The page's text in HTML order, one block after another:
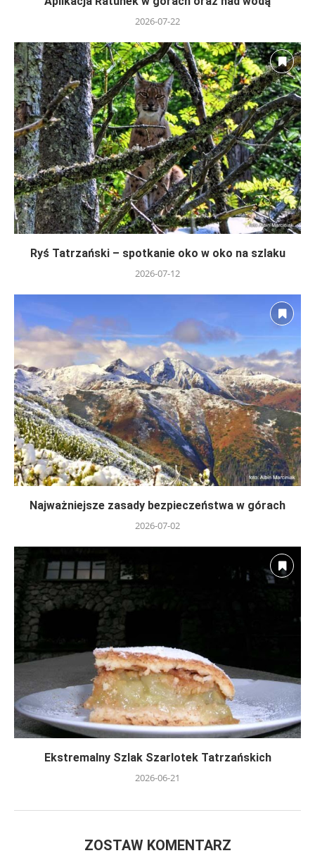
2026-07-22
Ryś Tatrzański – spotkanie oko w oko na szlaku
2026-07-12
Najważniejsze zasady bezpieczeństwa w górach
2026-07-02
Ekstremalny Szlak Szarlotek Tatrzańskich
2026-06-21
ZOSTAW KOMENTARZ